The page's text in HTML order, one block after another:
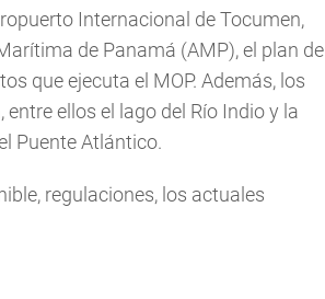
Internacional de Tocumen,
de Panamá (AMP), el plan de
que ejecuta el MOP. Además, los
ellos el lago del Río Indio y la
Puente Atlántico.
regulaciones, los actuales